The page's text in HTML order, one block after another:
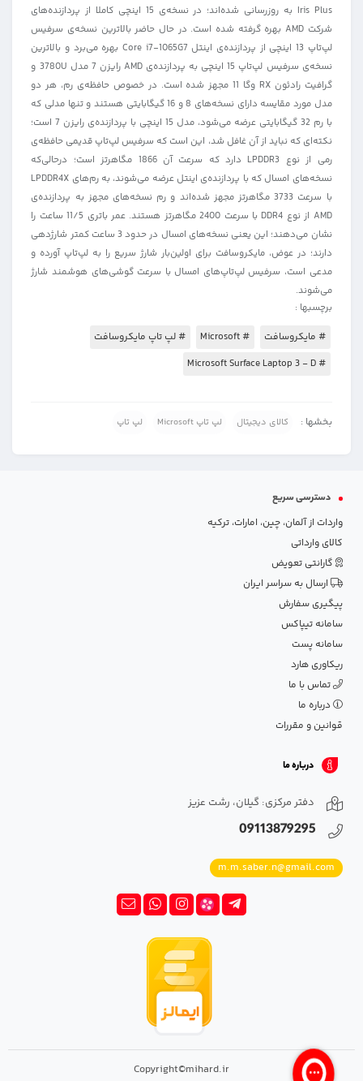
Iris Plus به‌ روزرسانی شده‌اند؛ در نسخه‌ی 15 اینچی کاملا از پردازنده‌های
شرکت AMD بهره گرفته شده است. در حال حاضر بالاترین نسخه‌ی سرفیس
لپ‌تاپ 13 اینچی از پردازنده‌ی اینتل Core i7-1065G7 بهره می‌برد و بالاترین
نسخه‌‌ی سرفیس لپ‌تاپ 15 اینچی به پردازنده‌ی AMD رایزن 7 مدل 3780U و
گرافیت رادئون RX وگا 11 مجهز شده است. در خصوص حافظه‌ی رم، هر دو
مدل مورد مقایسه دارای نسخه‌های 8 و 16 گیگابایتی هستند و تنها مدلی که
با رم 32 گیگابایتی عرضه می‌شود، مدل 15 اینچی با پردازنده‌ی رایزن 7 است؛
نکته‌ای که نباید از آن غافل شد، این است که سرفیس لپ‌تاپ قدیمی حافظه‌ی
رمی از نوع LPDDR3 دارد که سرعت آن 1866 مگاهرتز است؛ درحالی‌که
نسخه‌های امسال که با پردازنده‌ی اینتل عرضه می‌شوند، به رم‌های LPDDR4X
با سرعت 3733 مگاهرتز مجهز شده‌اند و رم نسخه‌های مجهز به پردازنده‌ی
AMD از نوع DDR4 با سرعت 2400 مگاهرتز هستند. عمر باتری 11/5 ساعت را
نشان می‌دهند؛ این یعنی نسخه‌های امسال در حدود 3 ساعت کمتر شارژدهی
دارند؛ در عوض، مایکروسافت برای اولین‌بار شارژ سریع را به لپ‌تاپ آورده و
مدعی است، سرفیس لپ‌تاپ‌های امسال با سرعت گوشی‌های هوشمند شارژ
می‌شوند.
برچسبها :
# مایکروسافت # Microsoft
# لپ تاپ مایکروسافت
# Microsoft Surface Laptop 3 - D
بخشها : کالای دیجیتال لپ تاپ Microsoft لپ تاپ
دسترسی سریع
واردات از آلمان، چین، امارات، ترکیه
کالای وارداتی
گارانتی تعویض
ارسال به سراسر ایران
پیگیری سفارش
سامانه تیپاکس
سامانه پست
ریکاوری هارد
تماس با ما
درباره ما
قوانین و مقررات
درباره ما
دفتر مرکزی: گیلان، رشت عزیز
09113879295
m.m.saber.n@gmail.com
Copyright©mihard.ir